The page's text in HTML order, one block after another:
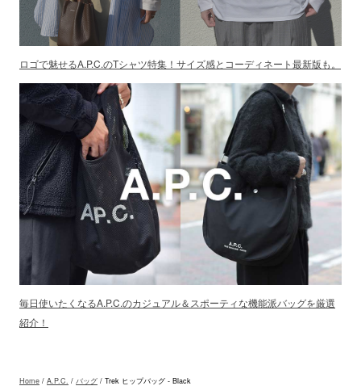
ロゴで魅せるA.P.C.のTシャツ特集！サイズ感とコーディネート最新版も。
毎日使いたくなるA.P.C.のカジュアル＆スポーティな機能派バッグを厳選
紹介！
Home / A.P.C. / バッグ / Trek ヒップバッグ - Black